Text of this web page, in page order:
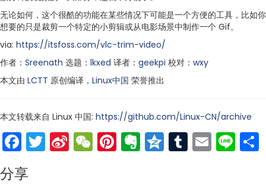
无论如何，这个很酷的功能在某些情况下可能是一个方便的工具，比如你
想要的只是裁剪一个特定的小剪辑或从电影场景中制作一个 Gif。
via: https://itsfoss.com/vlc-trim-video/
作者： Sreenath 选题： lkxed 译者： geekpi 校对： wxy
本文由 LCTT 原创编译， Linux中国 荣誉推出
本文转载来自 Linux 中国: https://github.com/Linux-CN/archive
Facebook
Twitter
Sina
Weibo
WeChat
Pinterest
Evernote
Qzone
Tumblr
Email
分享